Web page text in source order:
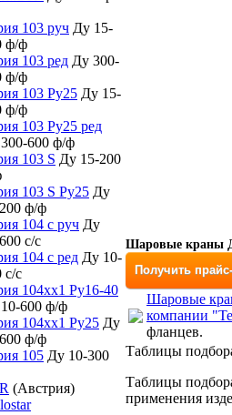
103 руч Ду 15-
ф/ф
103 ред Ду 300-
ф/ф
103 Ру25 Ду 15-
ф/ф
103 Ру25 ред
600 ф/ф
103 S Ду 15-200
103 S Ру25 Ду
ф/ф
104 с руч Ду
с/с
104 с ред Ду 10-
с/с
104xx1 Ру16-40
600 ф/ф
104xx1 Ру25 Ду
ф/ф
105 Ду 10-300
(Австрия)
Шаровые краны
Получить
Шаровые
компании
фланцев.
Таблицы
Таблицы
применения